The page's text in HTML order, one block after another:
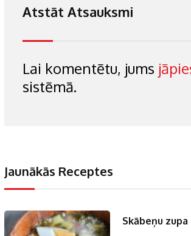
Atstāt Atsauksmi
Lai komentētu, jums
sistēmā.
Jaunākās Receptes
Skābeņu zupa